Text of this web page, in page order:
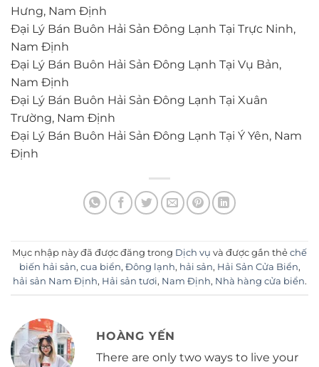
Hưng, Nam Định
Đại Lý Bán Buôn Hải Sản Đông Lạnh Tại Trực Ninh,
Nam Định
Đại Lý Bán Buôn Hải Sản Đông Lạnh Tại Vụ Bản,
Nam Định
Đại Lý Bán Buôn Hải Sản Đông Lạnh Tại Xuân
Trường, Nam Định
Đại Lý Bán Buôn Hải Sản Đông Lạnh Tại Ý Yên, Nam
Định
Mục nhập này đã được đăng trong Dịch vụ và được gắn thẻ chế
biến hải sản, cua biển, Đông lạnh, hải sản, Hải Sản Cửa Biển,
hải sản Nam Định, Hải sản tươi, Nam Định, Nhà hàng cửa biển.
HOÀNG YẾN
There are only two ways to live your